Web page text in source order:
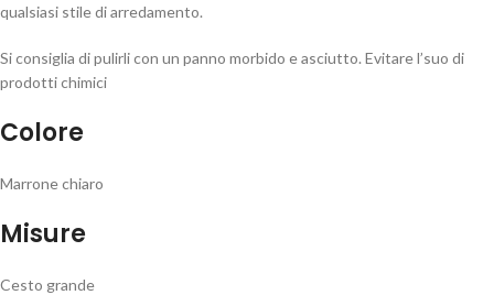
qualsiasi stile di arredamento.
Si consiglia di pulirli con un panno morbido e asciutto. Evitare l’suo di
prodotti chimici
Colore
Marrone chiaro
Misure
Cesto grande